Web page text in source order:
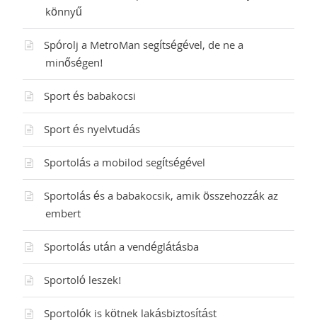
könnyű
Spórolj a MetroMan segítségével, de ne a
minőségen!
Sport és babakocsi
Sport és nyelvtudás
Sportolás a mobilod segítségével
Sportolás és a babakocsik, amik összehozzák az
embert
Sportolás után a vendéglátásba
Sportoló leszek!
Sportolók is kötnek lakásbiztosítást